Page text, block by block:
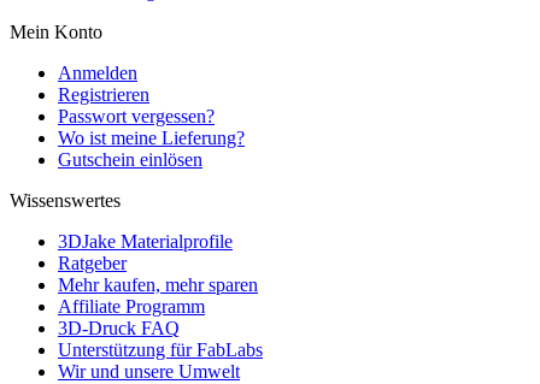
Mein Konto
Anmelden
Registrieren
Passwort vergessen?
Wo ist meine Lieferung?
Gutschein einlösen
Wissenswertes
3DJake Materialprofile
Ratgeber
Mehr kaufen, mehr sparen
Affiliate Programm
3D-Druck FAQ
Unterstützung für FabLabs
Wir und unsere Umwelt